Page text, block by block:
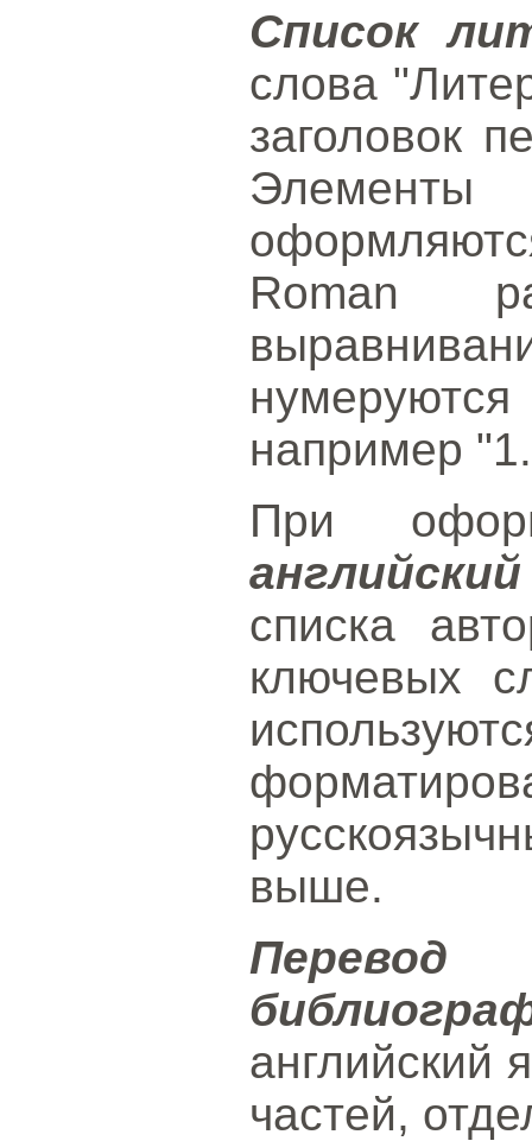
Список
слова
заголовок
Roman
например
При
списка
ключевых
выше.
английский
частей,